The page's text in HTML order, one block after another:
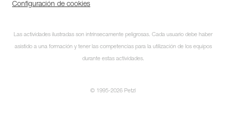
Configuración de cookies
Las actividades ilustradas son intrínsecamente peligrosas. Cada usuario debe haber
asistido a una formación y tener las competencias para la utilización de los equipos
durante estas actividades.
© 1995-2026 Petzl